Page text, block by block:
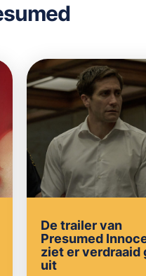
De trailer van
Presumed
ziet er verdraaid
uit